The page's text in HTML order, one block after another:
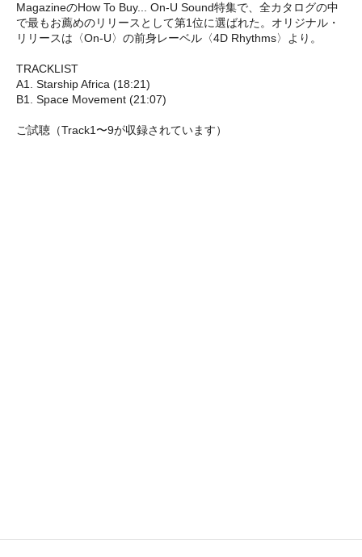
MagazineのHow To Buy... On-U Sound特集で、全カタログの中
で最もお薦めのリリースとして第1位に選ばれた。オリジナル・
リリースは〈On-U〉の前身レーベル〈4D Rhythms〉より。
TRACKLIST
A1. Starship Africa (18:21)
B1. Space Movement (21:07)
ご試聴（Track1〜9が収録されています）